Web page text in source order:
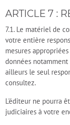
ARTICLE 7 :
7.1. Le matériel de
votre entière
mesures
données
ailleurs le seul
consultez.
L'éditeur ne pourra
judiciaires à votre